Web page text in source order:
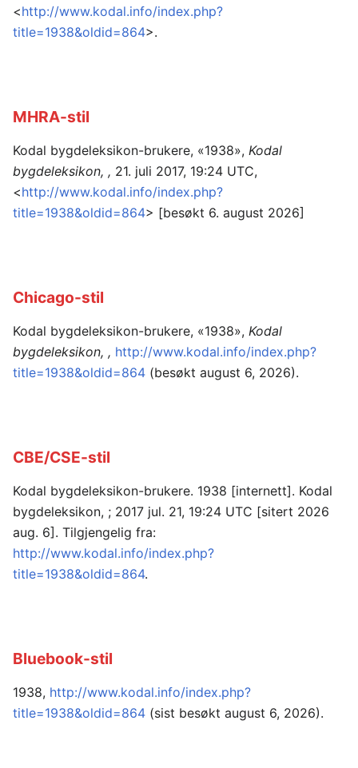
<http://www.kodal.info/index.php?
title=1938&oldid=864>.
MHRA-stil
Kodal bygdeleksikon-brukere, «1938», Kodal
bygdeleksikon, , 21. juli 2017, 19:24 UTC,
<http://www.kodal.info/index.php?
title=1938&oldid=864> [besøkt 6. august 2026]
Chicago-stil
Kodal bygdeleksikon-brukere, «1938», Kodal
bygdeleksikon, , http://www.kodal.info/index.php?
title=1938&oldid=864 (besøkt august 6, 2026).
CBE/CSE-stil
Kodal bygdeleksikon-brukere. 1938 [internett]. Kodal
bygdeleksikon, ; 2017 jul. 21, 19:24 UTC [sitert 2026
aug. 6]. Tilgjengelig fra:
http://www.kodal.info/index.php?
title=1938&oldid=864.
Bluebook-stil
1938, http://www.kodal.info/index.php?
title=1938&oldid=864 (sist besøkt august 6, 2026).